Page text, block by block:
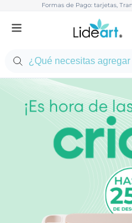
Formas de Pago: tarjetas,